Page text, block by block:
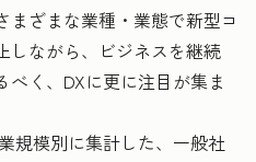
まざまな業種・業態で新型コ
しながら、ビジネスを継続
べく、DXに更に注目が集ま
規模別に集計した、一般社